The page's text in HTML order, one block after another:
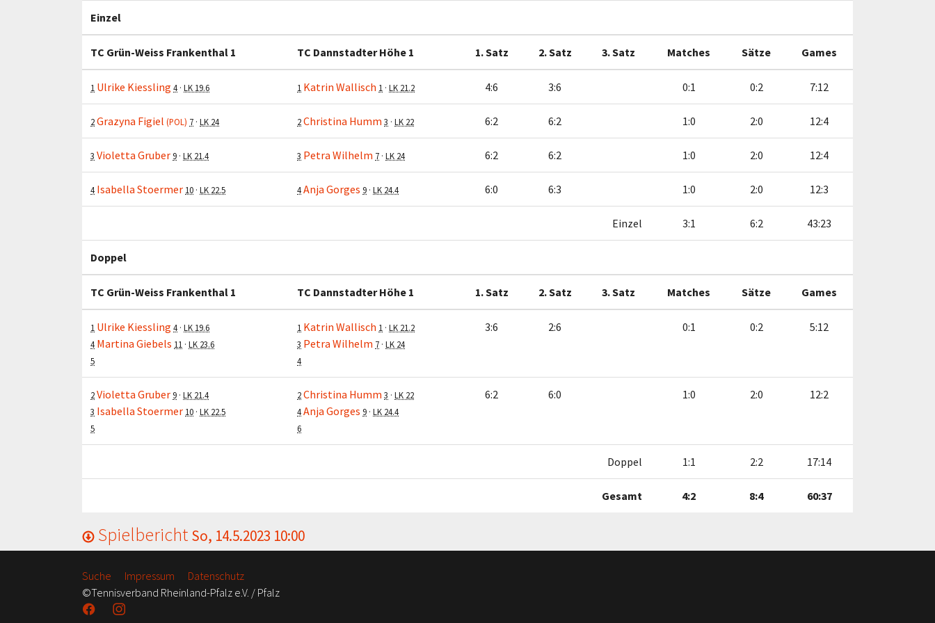
Einzel
TC Grün-Weiss Frankenthal 1 TC Dannstadter Höhe 1 1. Satz 2. Satz 3. Satz Matches Sätze Games
1 Ulrike Kiessling 4 · LK 19.6 1 Katrin Wallisch 1 · LK 21.2 4:6 3:6 0:1 0:2 7:12
2Grazyna Figiel (POL) 7 · LK 24 2Christina Humm 3 · LK 22 6:2 6:2 1:0 2:0 12:4
3 Violetta Gruber9 · LK 21.4 3 Petra Wilhelm 7 · LK 24 6:2 6:2 1:0 2:0 12:4
4 Isabella Stoermer 10 · LK 22.5 4Anja Gorges 9 · LK 24.4 6:0 6:3 1:0 2:0 12:3
Einzel 3:1 6:2 43:23
Doppel
TC Grün-Weiss Frankenthal 1 TC Dannstadter Höhe 1 1. Satz 2. Satz 3. Satz Matches Sätze Games
1 Ulrike Kiessling 4 · LK 19.6
4 Martina Giebels 11 · LK 23.6
5
1 Katrin Wallisch 1 · LK 21.2
3 Petra Wilhelm 7 · LK 24
4
3:6 2:6 0:1 0:2 5:12
2Violetta Gruber9 · LK 21.4
3 Isabella Stoermer 10 · LK 22.5
5
2Christina Humm 3 · LK 22
4Anja Gorges 9 · LK 24.4
6
6:2 6:0 1:0 2:0 12:2
Doppel 1:1 2:2 17:14
Gesamt 4:2 8:4 60:37
Spielbericht So, 14.5.2023 10:00
Suche Impressum
Datenschutz
©Tennisverband Rheinland-Pfalz e.V. / Pfalz